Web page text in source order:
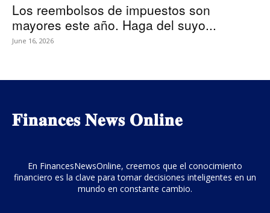
Los reembolsos de impuestos son
mayores este año. Haga del suyo...
June 16, 2026
𝐅𝐢𝐧𝐚𝐧𝐜𝐞𝐬 𝐍𝐞𝐰𝐬 𝐎𝐧𝐥𝐢𝐧𝐞
En FinancesNewsOnline, creemos que el conocimiento
financiero es la clave para tomar decisiones inteligentes en un
mundo en constante cambio.